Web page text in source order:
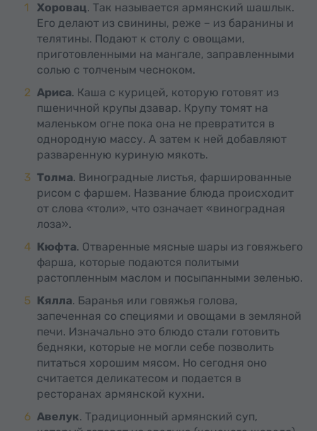
Хоровац. Так называется армянский шашлык.
Его делают из свинины, реже – из баранины и
телятины. Подают к столу с овощами,
приготовленными на мангале, заправленными
солью с толченым чесноком.
Ариса. Каша с курицей, которую готовят из
пшеничной крупы дзавар. Крупу томят на
маленьком огне пока она не превратится в
однородную массу. А затем к ней добавляют
разваренную куриную мякоть.
Толма. Виноградные листья, фаршированные
рисом с фаршем. Название блюда происходит
от слова «толи», что означает «виноградная
лоза».
Кюфта. Отваренные мясные шары из говяжьего
фарша, которые подаются политыми
растопленным маслом и посыпанными зеленью.
Кялла. Баранья или говяжья голова,
запеченная со специями и овощами в земляной
печи. Изначально это блюдо стали готовить
бедняки, которые не могли себе позволить
питаться хорошим мясом. Но сегодня оно
считается деликатесом и подается в
ресторанах армянской кухни.
Авелук. Традиционный армянский суп,